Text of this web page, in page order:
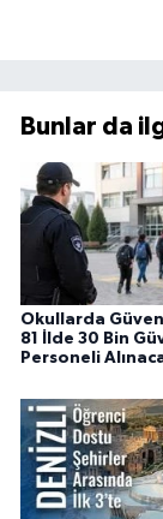
Bunlar da
Okullarda
81 İlde 30 Bin
Personeli